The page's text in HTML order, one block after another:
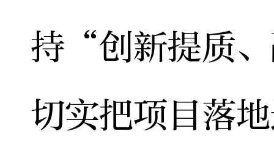
持“创新提质
切实把项目落